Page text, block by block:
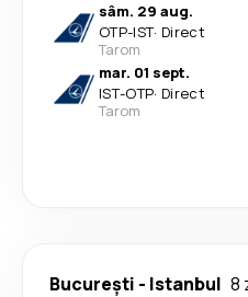
sâm. 29 aug.
OTP-IST· Direct
Tarom
mar. 01 sept.
IST-OTP· Direct
Tarom
București - Istanbul 8